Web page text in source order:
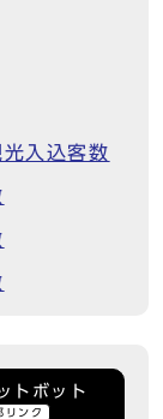
入込客数
トボット
リンク